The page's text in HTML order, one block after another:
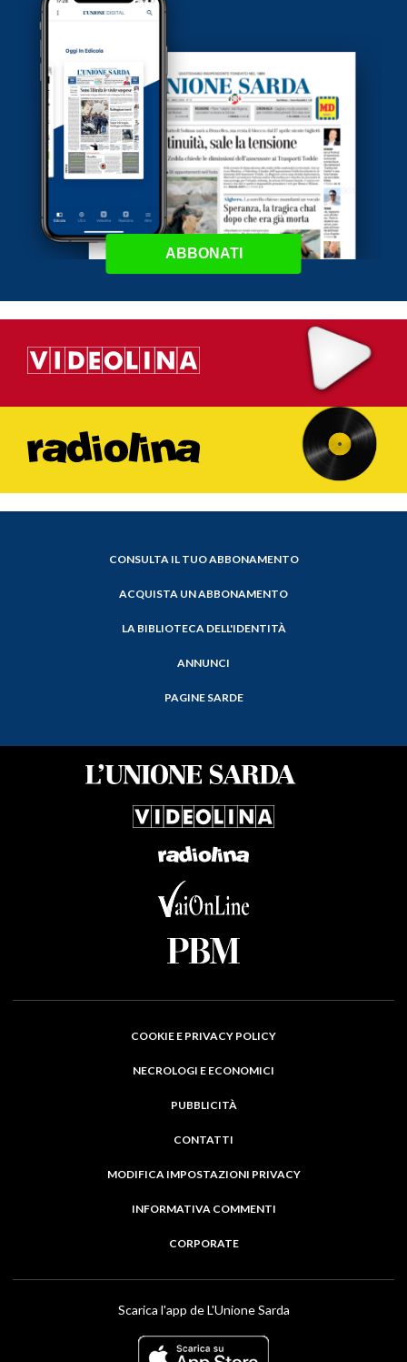
ABBONATI
CONSULTA IL TUO ABBONAMENTO
ACQUISTA UN ABBONAMENTO
LA BIBLIOTECA DELL'IDENTITÀ
ANNUNCI
PAGINE SARDE
COOKIE E PRIVACY POLICY
NECROLOGI E ECONOMICI
PUBBLICITÀ
CONTATTI
MODIFICA IMPOSTAZIONI PRIVACY
INFORMATIVA COMMENTI
CORPORATE
Scarica l'app de L'Unione Sarda